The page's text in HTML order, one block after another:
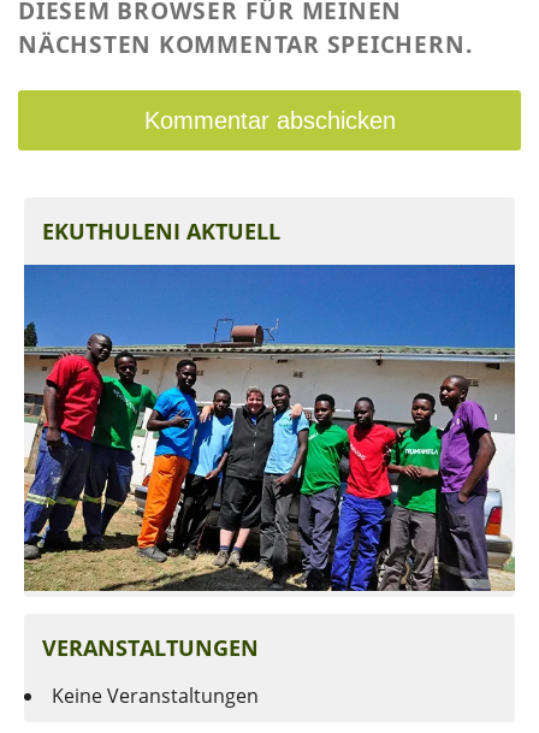
DIESEM BROWSER FÜR MEINEN
NÄCHSTEN KOMMENTAR SPEICHERN.
EKUTHULENI AKTUELL
VERANSTALTUNGEN
Keine Veranstaltungen